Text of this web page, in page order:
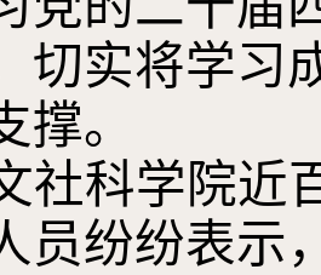
切实将学习
撑。
社科学院近
员纷纷表示